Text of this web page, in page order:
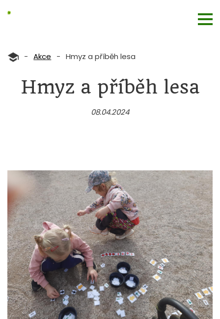
- Akce - Hmyz a příběh lesa
Hmyz a příběh lesa
08.04.2024